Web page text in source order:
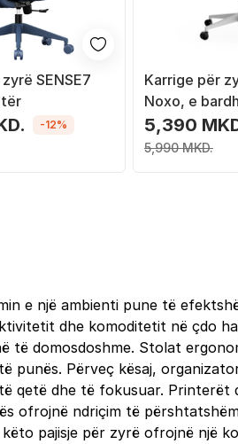
SENSE7
-12%
Karrige për
Noxo, e
5,390
5,990 MKD.
e një ambienti pune të
dhe komoditetit në çdo
të domosdoshme. Stolat
punës. Përveç kësaj,
qetë dhe të fokusuar.
ofrojnë ndriçim të
pajisje për zyrë ofrojnë një